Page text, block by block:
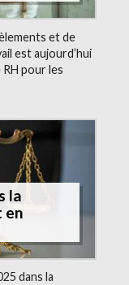
et de
est aujourd’hui
pour les
la
en
dans la